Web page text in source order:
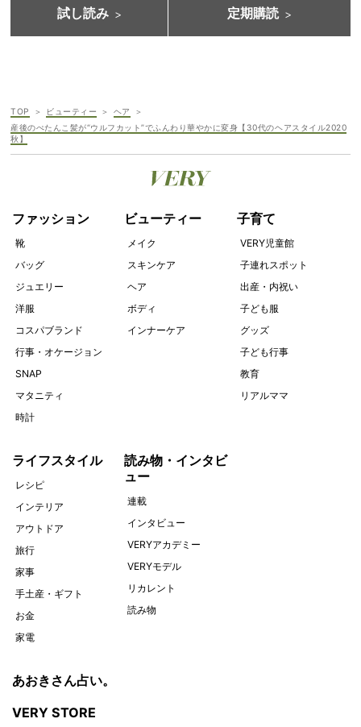
試し読み 定期購読
TOP ビューティー
ヘア
産後のぺたんこ髪が“ウルフカット”でふんわり華やかに変身【30代のヘアスタイル2020
秋】
ファッション
靴
バッグ
ジュエリー
洋服
コスパブランド
行事・オケージョン
SNAP
マタニティ
時計
ビューティー
メイク
スキンケア
ヘア
ボディ
インナーケア
子育て
VERY児童館
子連れスポット
出産・内祝い
子ども服
グッズ
子ども行事
教育
リアルママ
ライフスタイル
レシピ
インテリア
アウトドア
旅行
家事
手土産・ギフト
お金
家電
読み物・インタビ
ュー
連載
インタビュー
VERYアカデミー
VERYモデル
リカレント
読み物
あおきさん占い。
VERY STORE